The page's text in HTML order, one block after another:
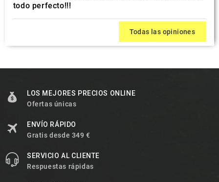
todo perfecto!!!
Todas las opiniones
LOS MEJORES PRECIOS ONLINE
Ofertas únicas
ENVÍO RÁPIDO
Gratis desde 349 €
SERVICIO AL CLIENTE
Respuestas rápidas